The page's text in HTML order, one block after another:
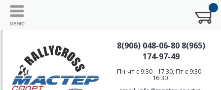
8(906) 048-06-80 8(965)
174-97-49
Пн-чт с 9:30 - 17:30, Пт с 9:30 -
16:30